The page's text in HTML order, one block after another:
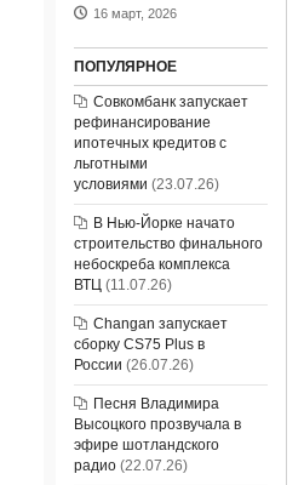
16 март, 2026
ПОПУЛЯРНОЕ
Совкомбанк запускает
рефинансирование
ипотечных кредитов с
льготными
условиями (23.07.26)
В Нью-Йорке начато
строительство финального
небоскреба комплекса
ВТЦ(11.07.26)
Changan запускает
сборку CS75 Plus в
России (26.07.26)
Песня Владимира
Высоцкого прозвучала в
эфире шотландского
радио(22.07.26)